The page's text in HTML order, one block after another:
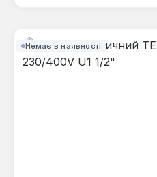
Немає в наявності